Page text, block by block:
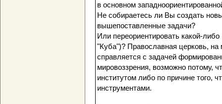
в основном
Не собираетесь ли Вы создать
вышепоставленные задачи?
Или переориентировать какой-
"Куба")? Православная церковь, на
справляется с задачей
мировоззрения, возможно потому,
институтом либо по причине того,
инструментами.